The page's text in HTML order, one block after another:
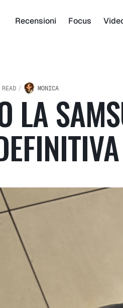
Recensioni Focus
MONICA
LA